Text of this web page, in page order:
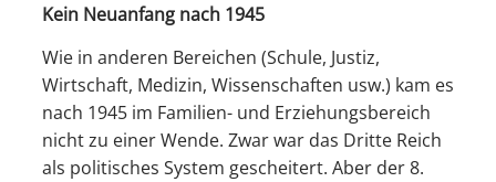
Kein Neuanfang nach 1945
Wie in anderen Bereichen (Schule, Justiz,
Wirtschaft, Medizin, Wissenschaften usw.) kam es
nach 1945 im Familien- und Erziehungsbereich
nicht zu einer Wende. Zwar war das Dritte Reich
als politisches System gescheitert. Aber der 8.